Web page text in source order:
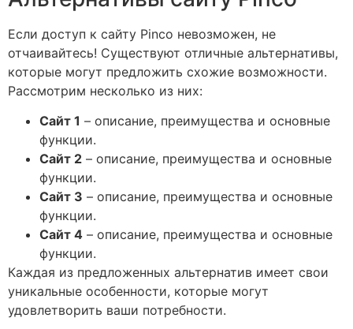
Если доступ к сайту Pinco невозможен, не
отчаивайтесь! Существуют отличные альтернативы,
которые могут предложить схожие возможности.
Рассмотрим несколько из них:
Сайт 1 – описание, преимущества и основные
функции.
Сайт 2 – описание, преимущества и основные
функции.
Сайт 3 – описание, преимущества и основные
функции.
Сайт 4 – описание, преимущества и основные
функции.
Каждая из предложенных альтернатив имеет свои
уникальные особенности, которые могут
удовлетворить ваши потребности.